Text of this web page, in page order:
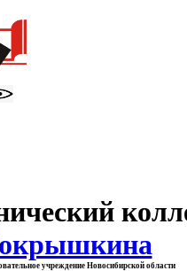
учреждение Новосибирской области